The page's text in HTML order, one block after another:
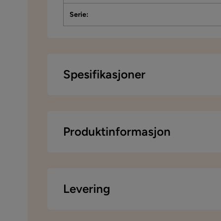
Serie:
Spesifikasjoner
Materiale
Produktinformasjon
Levering